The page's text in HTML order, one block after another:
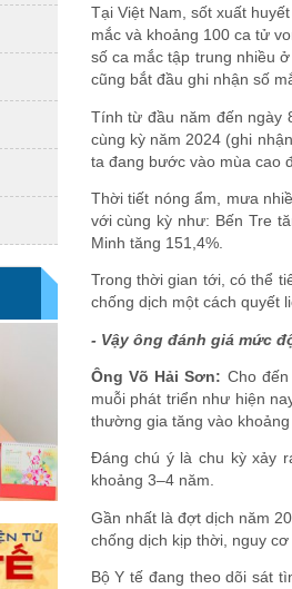
Tại Việt Nam, sốt xuất
mắc và khoảng 100 ca tử
số ca mắc tập trung nhiều
cũng bắt đầu ghi nhận số
Tính từ đầu năm đến ngày
cùng kỳ năm 2024 (ghi
ta đang bước vào mùa cao
Thời tiết nóng ẩm, mưa
với cùng kỳ như: Bến Tre
Minh tăng 151,4%.
Trong thời gian tới, có thể
chống dịch một cách quyết
- Vậy ông đánh giá mức
Ông Võ Hải Sơn: Cho
muỗi phát triển như hiện
thường gia tăng vào
Đáng chú ý là chu kỳ xảy
khoảng 3–4 năm.
Gần nhất là đợt dịch năm
chống dịch kịp thời, nguy
Bộ Y tế đang theo dõi sát